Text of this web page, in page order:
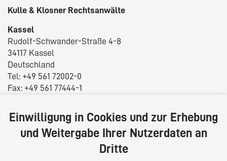
Kulle & Klosner Rechtsanwälte
Kassel
Rudolf-Schwander-Straße 4-8
34117 Kassel
Deutschland
Tel: +49 561 72002-0
Fax: +49 561 77444-1
Über uns
Wir verstehen uns als juristisch hoch qualifizierte
Ansprechpartner, für die das persönliche Gespräch
Einwilligung in Cookies und zur Erhebung
und Weitergabe Ihrer Nutzerdaten an
Dritte